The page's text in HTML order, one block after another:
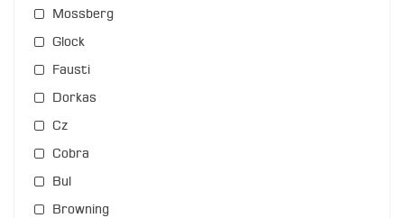
Mossberg
Glock
Fausti
Dorkas
Cz
Cobra
Bul
Browning